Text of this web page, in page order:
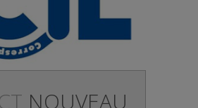
NOUVEAU